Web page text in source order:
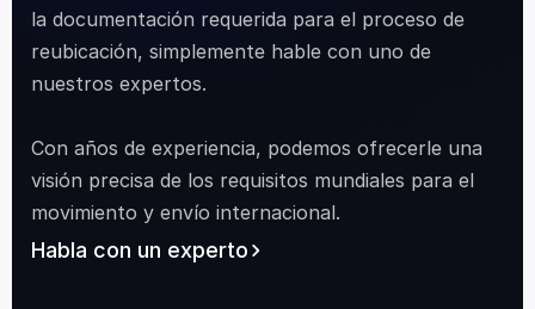
la documentación requerida para el proceso de
reubicación, simplemente hable con uno de
nuestros expertos.
Con años de experiencia, podemos ofrecerle una
visión precisa de los requisitos mundiales para el
movimiento y envío internacional.
Habla con un experto